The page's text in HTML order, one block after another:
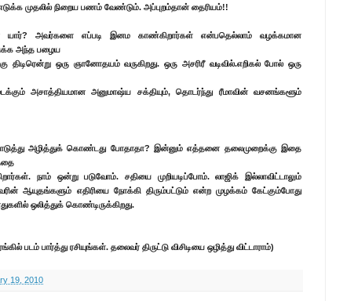
முதலில் நிறைய பணம் வேண்டும். அப்புறம்தான் தைரியம்!!
யார்? அவர்களை எப்படி இனம காண்கிறார்கள் என்பதெல்லாம் வழக்கமான
அந்த பழைய
ஒரு ஞானோதயம் வருகிறது. ஒரு அசரிரீ வடிவில்.எறிகல் போல் ஒரு
அசாத்தியமான அனுமாஷ்ய சக்தியும், தொடர்ந்து ரீமாவின் வசனங்களூம்
அழித்துக் கொண்டது போதாதா? இன்னும் எத்தனை தலைமுறைக்கு இதை
நாம் ஒன்று படுவோம். சதியை முறியடிப்போம். லாஜிக் இல்லாவிட்டாலும்
ஆயுதங்களும் எதிரியை நோக்கி திரும்பட்டும் என்ற முழக்கம் கேட்கும்போது
ஒலித்துக் கொண்டிருக்கிறது.
படம் பார்த்து ரசியுங்கள். தலைவர் திருட்டு விசிடியை ஒழித்து விட்டாராம்)
19, 2010